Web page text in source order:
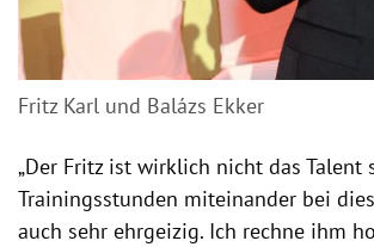
Fritz Karl und Balázs Ekker
„Der Fritz ist wirklich nicht das
Trainingsstunden miteinander bei
auch sehr ehrgeizig. Ich rechne ihm